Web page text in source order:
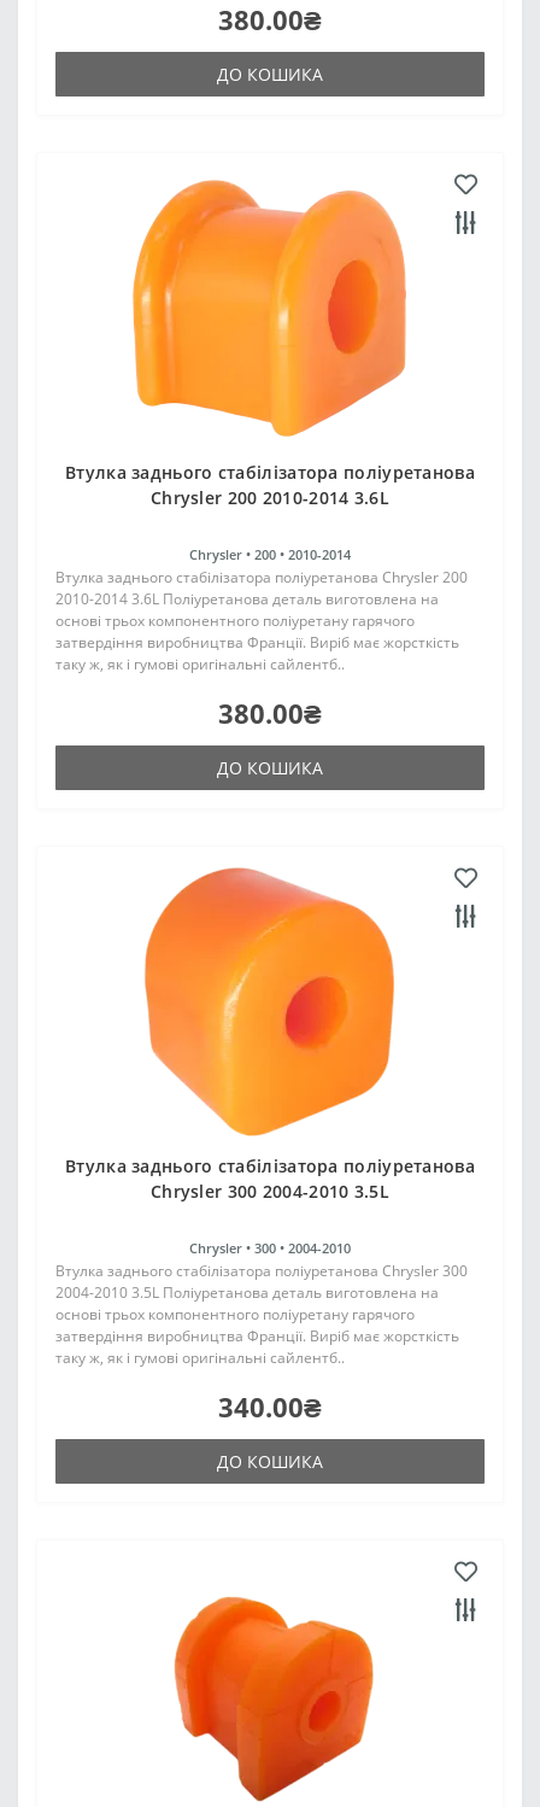
380.00₴
ДО КОШИКА
Втулка заднього стабілізатора поліуретанова
Chrysler 200 2010-2014 3.6L
Chrysler • 200 • 2010-2014
Втулка заднього стабілізатора поліуретанова Chrysler 200
2010-2014 3.6L Поліуретанова деталь виготовлена на
основі трьох компонентного поліуретану гарячого
затвердіння виробництва Франції. Виріб має жорсткість
таку ж, як і гумові оригінальні сайлентб..
380.00₴
ДО КОШИКА
Втулка заднього стабілізатора поліуретанова
Chrysler 300 2004-2010 3.5L
Chrysler • 300 • 2004-2010
Втулка заднього стабілізатора поліуретанова Chrysler 300
2004-2010 3.5L Поліуретанова деталь виготовлена на
основі трьох компонентного поліуретану гарячого
затвердіння виробництва Франції. Виріб має жорсткість
таку ж, як і гумові оригінальні сайлентб..
340.00₴
ДО КОШИКА